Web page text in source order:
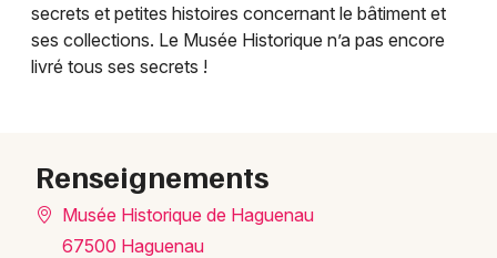
Choisir mes départements
Mon email
secrets et petites histoires concernant le bâtiment et
ses collections. Le Musée Historique n’a pas encore
livré tous ses secrets !
Renseignements
Musée Historique de Haguenau
67500 Haguenau